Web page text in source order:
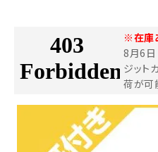
閲覧履歴一覧
※在庫
8月6日
ジット
荷が可